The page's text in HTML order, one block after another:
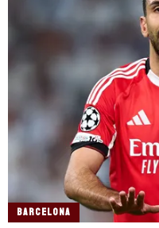
BARCELONA